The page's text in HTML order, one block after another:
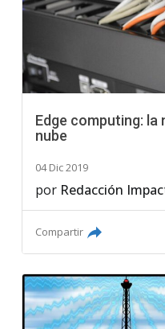
Edge computing:
nube
04 Dic 2019
por Redacción
Compartir